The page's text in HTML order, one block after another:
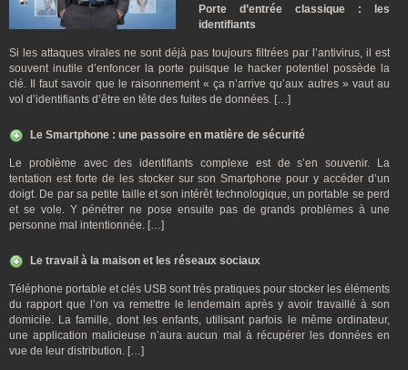
Porte d’entrée classique : les
identifiants
Si les attaques virales ne sont déjà pas toujours filtrées par l’antivirus, il est
souvent inutile d’enfoncer la porte puisque le hacker potentiel possède la
clé. Il faut savoir que le raisonnement « ça n’arrive qu’aux autres » vaut au
vol d’identifiants d’être en tête des fuites de données. […]
Le Smartphone : une passoire en matière de sécurité
Le problème avec des identifiants complexe est de s’en souvenir. La
tentation est forte de les stocker sur son Smartphone pour y accéder d’un
doigt. De par sa petite taille et son intérêt technologique, un portable se perd
et se vole. Y pénétrer ne pose ensuite pas de grands problèmes à une
personne mal intentionnée. […]
Le travail à la maison et les réseaux sociaux
Téléphone portable et clés USB sont très pratiques pour stocker les éléments
du rapport que l’on va remettre le lendemain après y avoir travaillé à son
domicile. La famille, dont les enfants, utilisant parfois le même ordinateur,
une application malicieuse n’aura aucun mal à récupérer les données en
vue de leur distribution. […]